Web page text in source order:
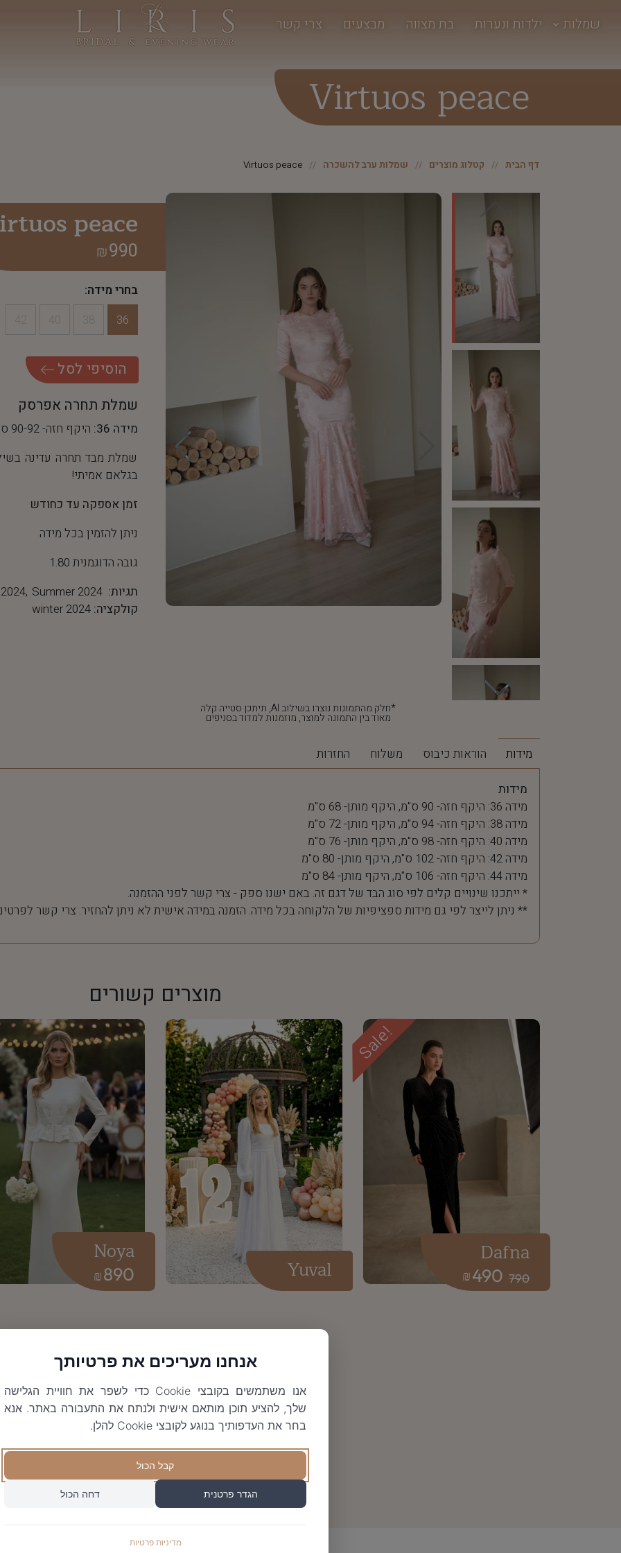
שמלות ילדות ונערות בת מצווה מבצעים צרי קשר
Virtuos peace
דף הבית קטלוג מוצרים שמלות ערב להשכרה Virtuos peace
*חלק מהתמונות נוצרו בשילוב AI, תיתכן סטייה קלה
מאוד בין התמונה למוצר, מוזמנות למדוד בסניפים
peace
990
₪
בחרי מידה:
36
הוסיפי לסל
שמלת תחרה אפרסק
מידה 36:
היקף חזה- 90-92 ס"מ, היקף מותן- 68 ס"מ
שמלת מבד תחרה עדינה
בגלאם אמיתי!
זמן אספקה עד כחודש
ניתן להזמין בכל מידה
גובה הדוגמנית 1.80
תגיות: Summer 2024
קולקציה:winter 2024
מידות הוראות כיבוס משלוח החזרות
מידות
מידה 36: היקף חזה- 90 ס"מ, היקף מותן- 68 ס"מ
מידה 38: היקף חזה- 94 ס"מ, היקף מותן- 72 ס"מ
מידה 40: היקף חזה- 98 ס"מ, היקף מותן- 76 ס"מ
מידה 42: היקף חזה- 102 ס"מ, היקף מותן- 80 ס"מ
מידה 44: היקף חזה- 106 ס"מ, היקף מותן- 84 ס"מ
* ייתכנו שינויים קלים לפי סוג הבד של דגם זה. באם ישנו ספק - צרי קשר לפני ההזמנה.
** ניתן לייצר לפי גם מידות ספציפיות של הלקוחה בכל מידה. הזמנה במידה אישית לא ניתן להחזיר. צרי קשר
מוצרים קשורים
Sale!
790
490
₪
Dafna
Yuval
890
₪
Noya
אנחנו מעריכים את פרטיותך
אנו משתמשים בקובצי Cookie כדי לשפר את חוויית הגלישה
שלך, להציע תוכן מותאם אישית ולנתח את התעבורה באתר. אנא
בחר את העדפותיך בנוגע לקובצי Cookie להלן.
קבל הכול
הגדר פרטנית דחה הכול
מדיניות פרטיות